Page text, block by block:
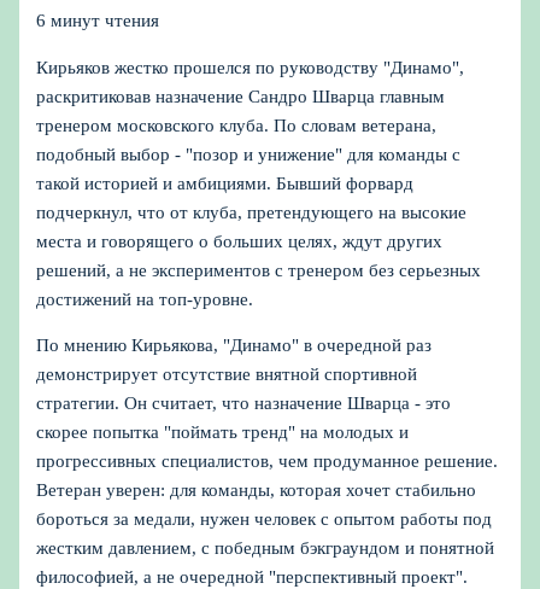
6 минут чтения
Кирьяков жестко прошелся по руководству "Динамо",
раскритиковав назначение Сандро Шварца главным
тренером московского клуба. По словам ветерана,
подобный выбор - "позор и унижение" для команды с
такой историей и амбициями. Бывший форвард
подчеркнул, что от клуба, претендующего на высокие
места и говорящего о больших целях, ждут других
решений, а не экспериментов с тренером без серьезных
достижений на топ-уровне.
По мнению Кирьякова, "Динамо" в очередной раз
демонстрирует отсутствие внятной спортивной
стратегии. Он считает, что назначение Шварца - это
скорее попытка "поймать тренд" на молодых и
прогрессивных специалистов, чем продуманное решение.
Ветеран уверен: для команды, которая хочет стабильно
бороться за медали, нужен человек с опытом работы под
жестким давлением, с победным бэкграундом и понятной
философией, а не очередной "перспективный проект".